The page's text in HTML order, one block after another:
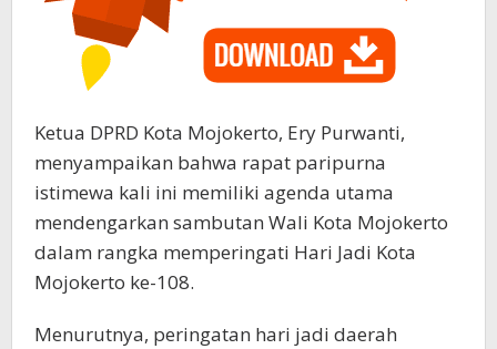
Ketua DPRD Kota Mojokerto, Ery Purwanti,
menyampaikan bahwa rapat paripurna
istimewa kali ini memiliki agenda utama
mendengarkan sambutan Wali Kota Mojokerto
dalam rangka memperingati Hari Jadi Kota
Mojokerto ke-108.
Menurutnya, peringatan hari jadi daerah